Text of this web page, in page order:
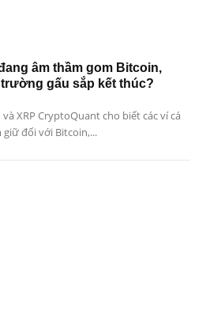
âm thầm gom Bitcoin,
trường gấu sắp kết thúc?
và XRP CryptoQuant cho biết các ví cá
đối với Bitcoin,...